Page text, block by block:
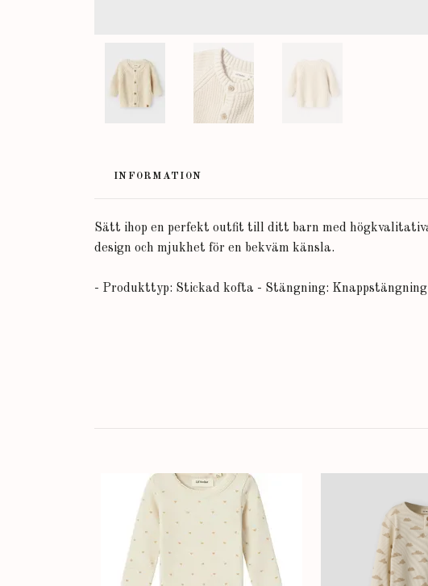
INFORMATION
Sätt ihop en perfekt outfit till ditt barn med
design och mjukhet för en bekväm känsla.
- Produkttyp: Stickad kofta - Stängning: